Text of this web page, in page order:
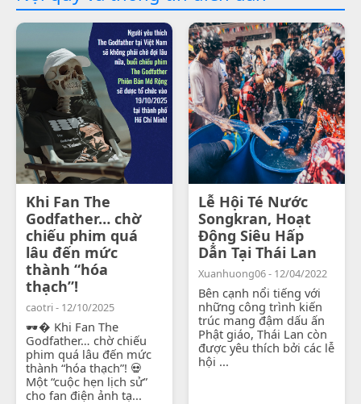
Khi Fan The
Godfather… chờ
chiếu phim quá
lâu đến mức
thành “hóa
thạch”!
caotri - 12/10/2025
🕶� Khi Fan The
Godfather… chờ chiếu
phim quá lâu đến mức
thành “hóa thạch”! 💀
Một “cuộc hẹn lịch sử”
cho fan điện ảnh tạ...
Lễ Hội Té Nước
Songkran, Hoạt
Động Siêu Hấp
Dẫn Tại Thái Lan
Xuanhuong06 - 12/04/2022
Bên cạnh nổi tiếng với
những công trình kiến
trúc mang đậm dấu ấn
Phật giáo, Thái Lan còn
được yêu thích bởi các lễ
hội ...